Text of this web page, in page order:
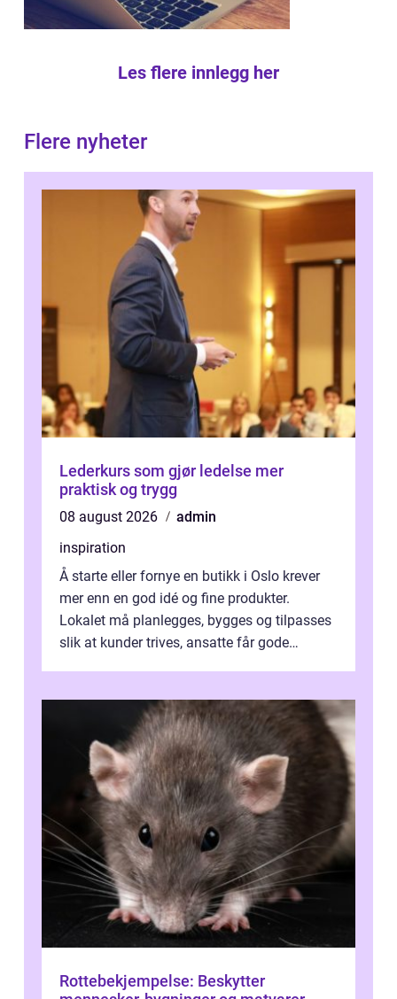
Les flere innlegg her
Flere nyheter
Lederkurs som gjør ledelse mer
praktisk og trygg
08 august 2026
admin
inspiration
Å starte eller fornye en butikk i Oslo krever
mer enn en god idé og fine produkter.
Lokalet må planlegges, bygges og tilpasses
slik at kunder trives, ansatte får gode
Rottebekjempelse: Beskytter